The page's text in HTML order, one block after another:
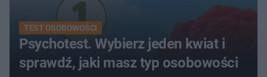
TEST OSOBOWOŚCI
Psychotest. Wybierz jeden kwiat i
sprawdź, jaki masz typ osobowości